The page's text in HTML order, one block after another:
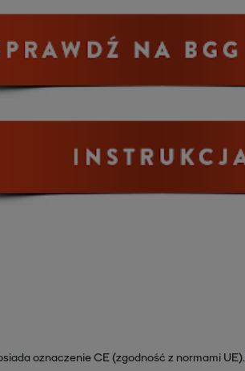
oznaczenie CE (zgodność z normami UE).